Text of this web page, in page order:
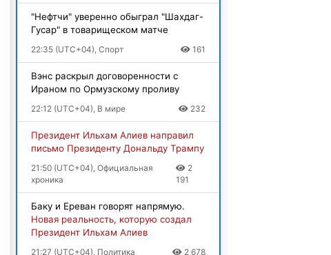
"Нефтчи" уверенно обыграл "Шахдаг-
Гусар" в товарищеском матче
22:35 (UTC+04), Спорт 161
Вэнс раскрыл договоренности с
Ираном по Ормузскому проливу
22:12 (UTC+04), В мире 232
Президент Ильхам Алиев направил
письмо Президенту Дональду Трампу
21:50 (UTC+04), Официальная
хроника
2
191
Баку и Ереван говорят напрямую.
Новая реальность, которую создал
Президент Ильхам Алиев
21:27 (UTC+04), Политика 2 678